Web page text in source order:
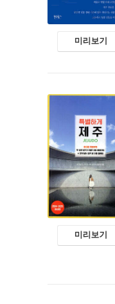
미리보기
미리보기